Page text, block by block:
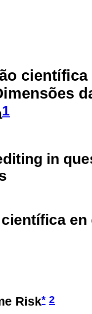
científica
1
in
Risk* 2